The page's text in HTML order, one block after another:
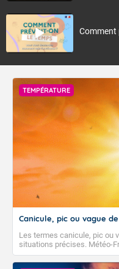
Comment
TEMPÉRATURE
Canicule, pic ou vague
Les termes canicule, pic ou
situations précises. Météo-
climatologiques pour
peuvent avoir des impacts